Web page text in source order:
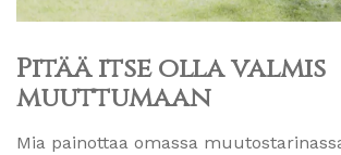
Pitää itse olla valmis
muuttumaan
Mia painottaa omassa